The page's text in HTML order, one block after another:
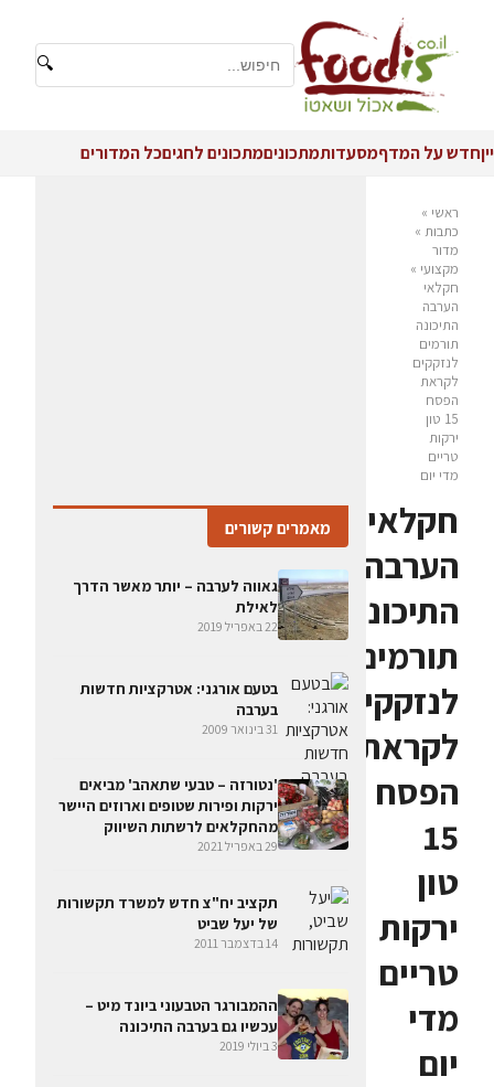
🔍
ייןחדש על המדףמסעדותמתכוניםמתכונים לחגיםכל המדורים
ראשי »
כתבות »
מדור
מקצועי »
חקלאי
הערבה
התיכונה
תורמים
לנזקקים
לקראת
הפסח
15 טון
ירקות
טריים
מדי יום
חקלאי
הערבה
התיכונה
תורמים
לנזקקים
לקראת
הפסח
15
טון
ירקות
טריים
מדי
יום
מאמרים קשורים
גאווה לערבה – יותר מאשר הדרך
לאילת
22 באפריל 2019
בטעם אורגני: אטרקציות חדשות
בערבה
31 בינואר 2009
'נטורזה – טבעי שתאהב' מביאים
ירקות ופירות שטופים וארוזים היישר
מהחקלאים לרשתות השיווק
29 באפריל 2021
תקציב יח"צ חדש למשרד תקשורות
של יעל שביט
14 בדצמבר 2011
ההמבורגר הטבעוני ביונד מיט –
עכשיו גם בערבה התיכונה
3 ביולי 2019